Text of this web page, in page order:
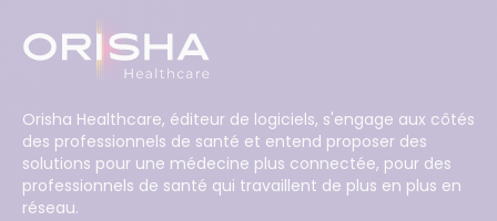
Orisha Healthcare, éditeur de logiciels, s'engage aux côtés
des professionnels de santé et entend proposer des
solutions pour une médecine plus connectée, pour des
professionnels de santé qui travaillent de plus en plus en
réseau.